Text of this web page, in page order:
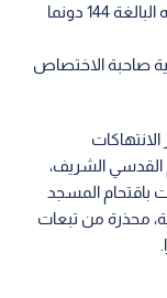
وزارة الخارجية: الحرم القدسي بكامل مساحته البالغة 144 دونما
صاحبة الاختصاص
القدسي الشريف،
باقتحام المسجد
محذرة من تبعات